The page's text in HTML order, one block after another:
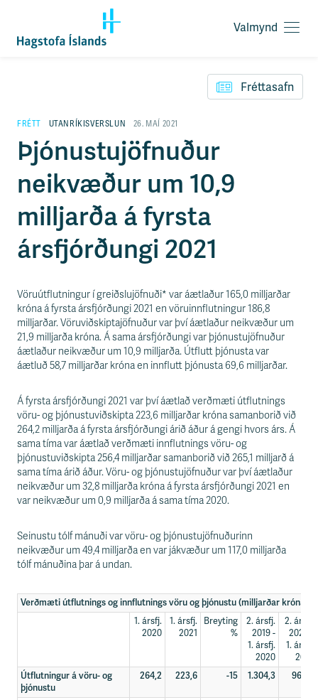
O
v
n
d
Valmynd
Fréttasafn
FRÉTT UTANRÍKISVERSLUN 26. MAÍ 2021
Þjónustujöfnuður
neikvæður um 10,9
milljarða á fyrsta
ársfjórðungi 2021
Vöruútflutningur í greiðslujöfnuði* var áætlaður 165,0 milljarðar
króna á fyrsta ársfjórðungi 2021 en vöruinnflutningur 186,8
milljarðar. Vöruviðskiptajöfnuður var því áætlaður neikvæður um
21,9 milljarða króna. Á sama ársfjórðungi var þjónustujöfnuður
áætlaður neikvæður um 10,9 milljarða. Útflutt þjónusta var
áætluð 58,7 milljarðar króna en innflutt þjónusta 69,6 milljarðar.
Á fyrsta ársfjórðungi 2021 var því áætlað verðmæti útflutnings
vöru- og þjónustuviðskipta 223,6 milljarðar króna samanborið við
264,2 milljarða á fyrsta ársfjórðungi árið áður á gengi hvors árs. Á
sama tíma var áætlað verðmæti innflutnings vöru- og
þjónustuviðskipta 256,4 milljarðar samanborið við 265,1 milljarð á
sama tíma árið áður. Vöru- og þjónustujöfnuður var því áætlaður
neikvæður um 32,8 milljarða króna á fyrsta ársfjórðungi 2021 en
var neikvæður um 0,9 milljarða á sama tíma 2020.
Seinustu tólf mánuði var vöru- og þjónustujöfnuðurinn
neikvæður um 49,4 milljarða en var jákvæður um 117,0 milljarða
tólf mánuðina þar á undan.
Verðmæti útflutnings og innflutnings vöru og þjónustu (milljarðar króna)
1. ársfj.
2020
1. ársfj.
2021
Breyting
%
2. ársfj.
2019 -
1. ársfj.
2020
2. ársfj.
2020 -
1. ársfj.
2021
Útflutningur á vöru- og
þjónustu
264,2 223,6 -15 1.304,3 962,2